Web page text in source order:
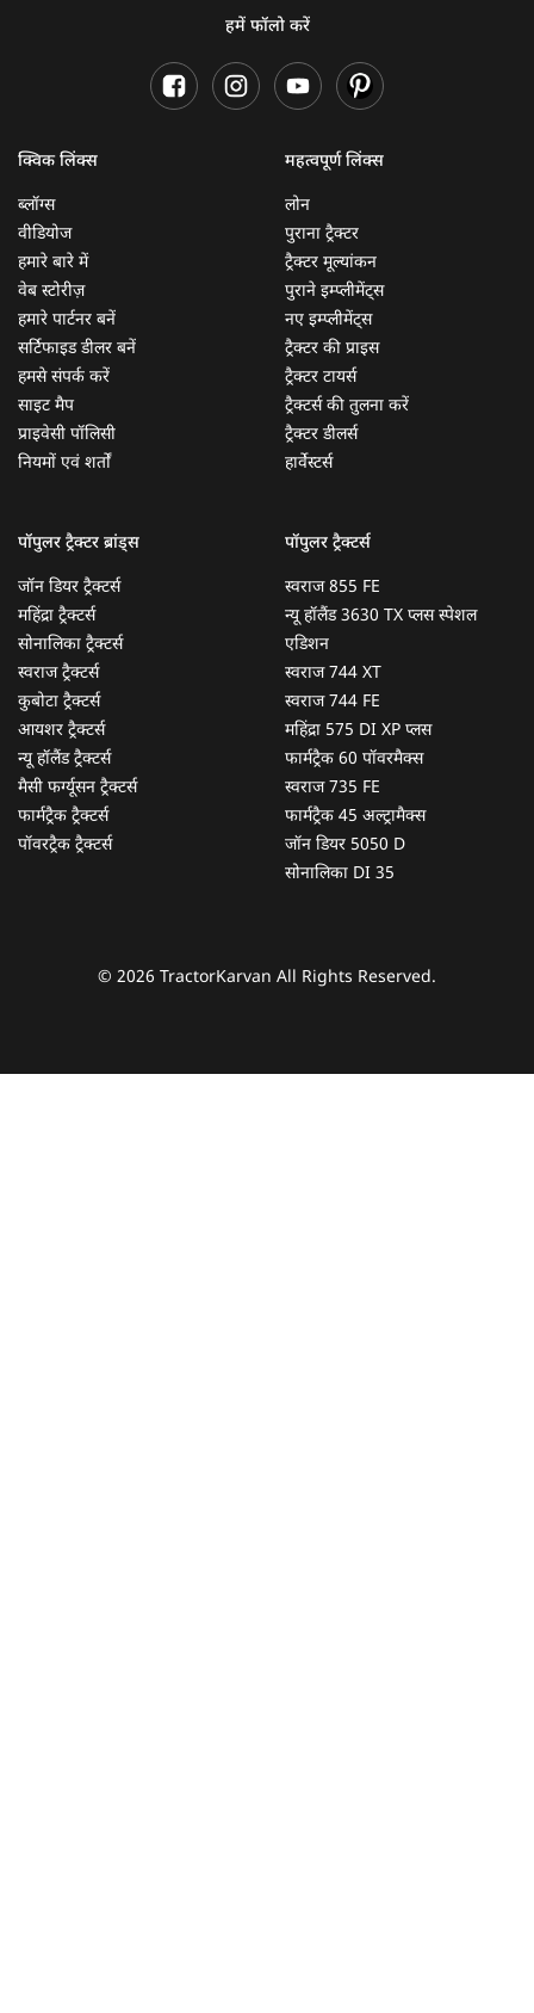
हमें फॉलो करें
क्विक लिंक्स
ब्लॉग्स
वीडियोज
हमारे बारे में
वेब स्टोरीज़
हमारे पार्टनर बनें
सर्टिफाइड डीलर बनें
हमसे संपर्क करें
साइट मैप
प्राइवेसी पॉलिसी
नियमों एवं शर्तों
महत्वपूर्ण लिंक्स
लोन
पुराना ट्रैक्टर
ट्रैक्टर मूल्यांकन
पुराने इम्प्लीमेंट्स
नए इम्प्लीमेंट्स
ट्रैक्टर की प्राइस
ट्रैक्टर टायर्स
ट्रैक्टर्स की तुलना करें
ट्रैक्टर डीलर्स
हार्वेस्टर्स
पॉपुलर ट्रैक्टर ब्रांड्स
जॉन डियर ट्रैक्टर्स
महिंद्रा ट्रैक्टर्स
सोनालिका ट्रैक्टर्स
स्वराज ट्रैक्टर्स
कुबोटा ट्रैक्टर्स
आयशर ट्रैक्टर्स
न्यू हॉलैंड ट्रैक्टर्स
मैसी फर्ग्यूसन ट्रैक्टर्स
फार्मट्रैक ट्रैक्टर्स
पॉवरट्रैक ट्रैक्टर्स
पॉपुलर ट्रैक्टर्स
स्वराज 855 FE
न्यू हॉलैंड 3630 TX प्लस स्पेशल
एडिशन
स्वराज 744 XT
स्वराज 744 FE
महिंद्रा 575 DI XP प्लस
फार्मट्रैक 60 पॉवरमैक्स
स्वराज 735 FE
फार्मट्रैक 45 अल्ट्रामैक्स
जॉन डियर 5050 D
सोनालिका DI 35
© 2026 TractorKarvan All Rights Reserved.